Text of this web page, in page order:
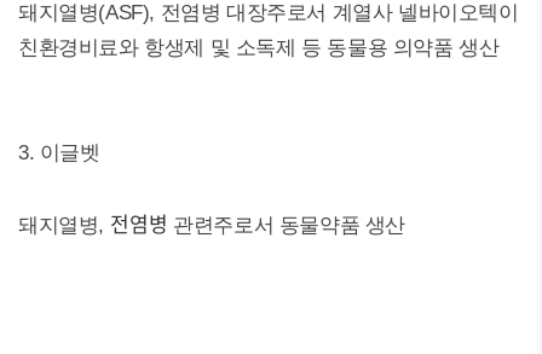
돼지열병(ASF), 전염병 대장주로서 계열사 넬바이오텍이
친환경비료와 항생제 및 소독제 등 동물용 의약품 생산
3. 이글벳
돼지열병, 전염병 관련주로서 동물약품 생산